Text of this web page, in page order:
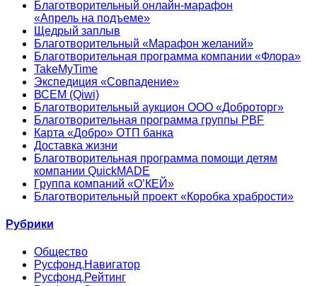
Благотворительный онлайн‑марафон
«Апрель на подъеме»
Щедрый заплыв
Благотворительный «Марафон желаний»
Благотворительная программа компании «Флора»
TakeMyTime
Экспедиция «Совпадение»
ВСЕМ (Qiwi)
Благотворительный аукцион ООО «Доброторг»
Благотворительная программа группы PBF
Карта «Добро» ОТП банка
Доставка жизни
Благотворительная программа помощи детям
компании QuickMADE
Группа компаний «О’КЕЙ»
Благотворительный проект «Коробка храбрости»
Рубрики
Общество
Русфонд.Навигатор
Русфонд.Рейтинг